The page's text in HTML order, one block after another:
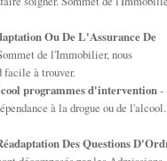
Ou De L'Assurance De
de l'Immobilier, nous
facile à trouver.
programmes d'intervention-
à la drogue ou de l'alcool.
Des Questions